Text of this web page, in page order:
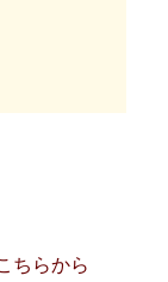
ちらから